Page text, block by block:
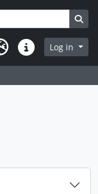
Quick linksLog in